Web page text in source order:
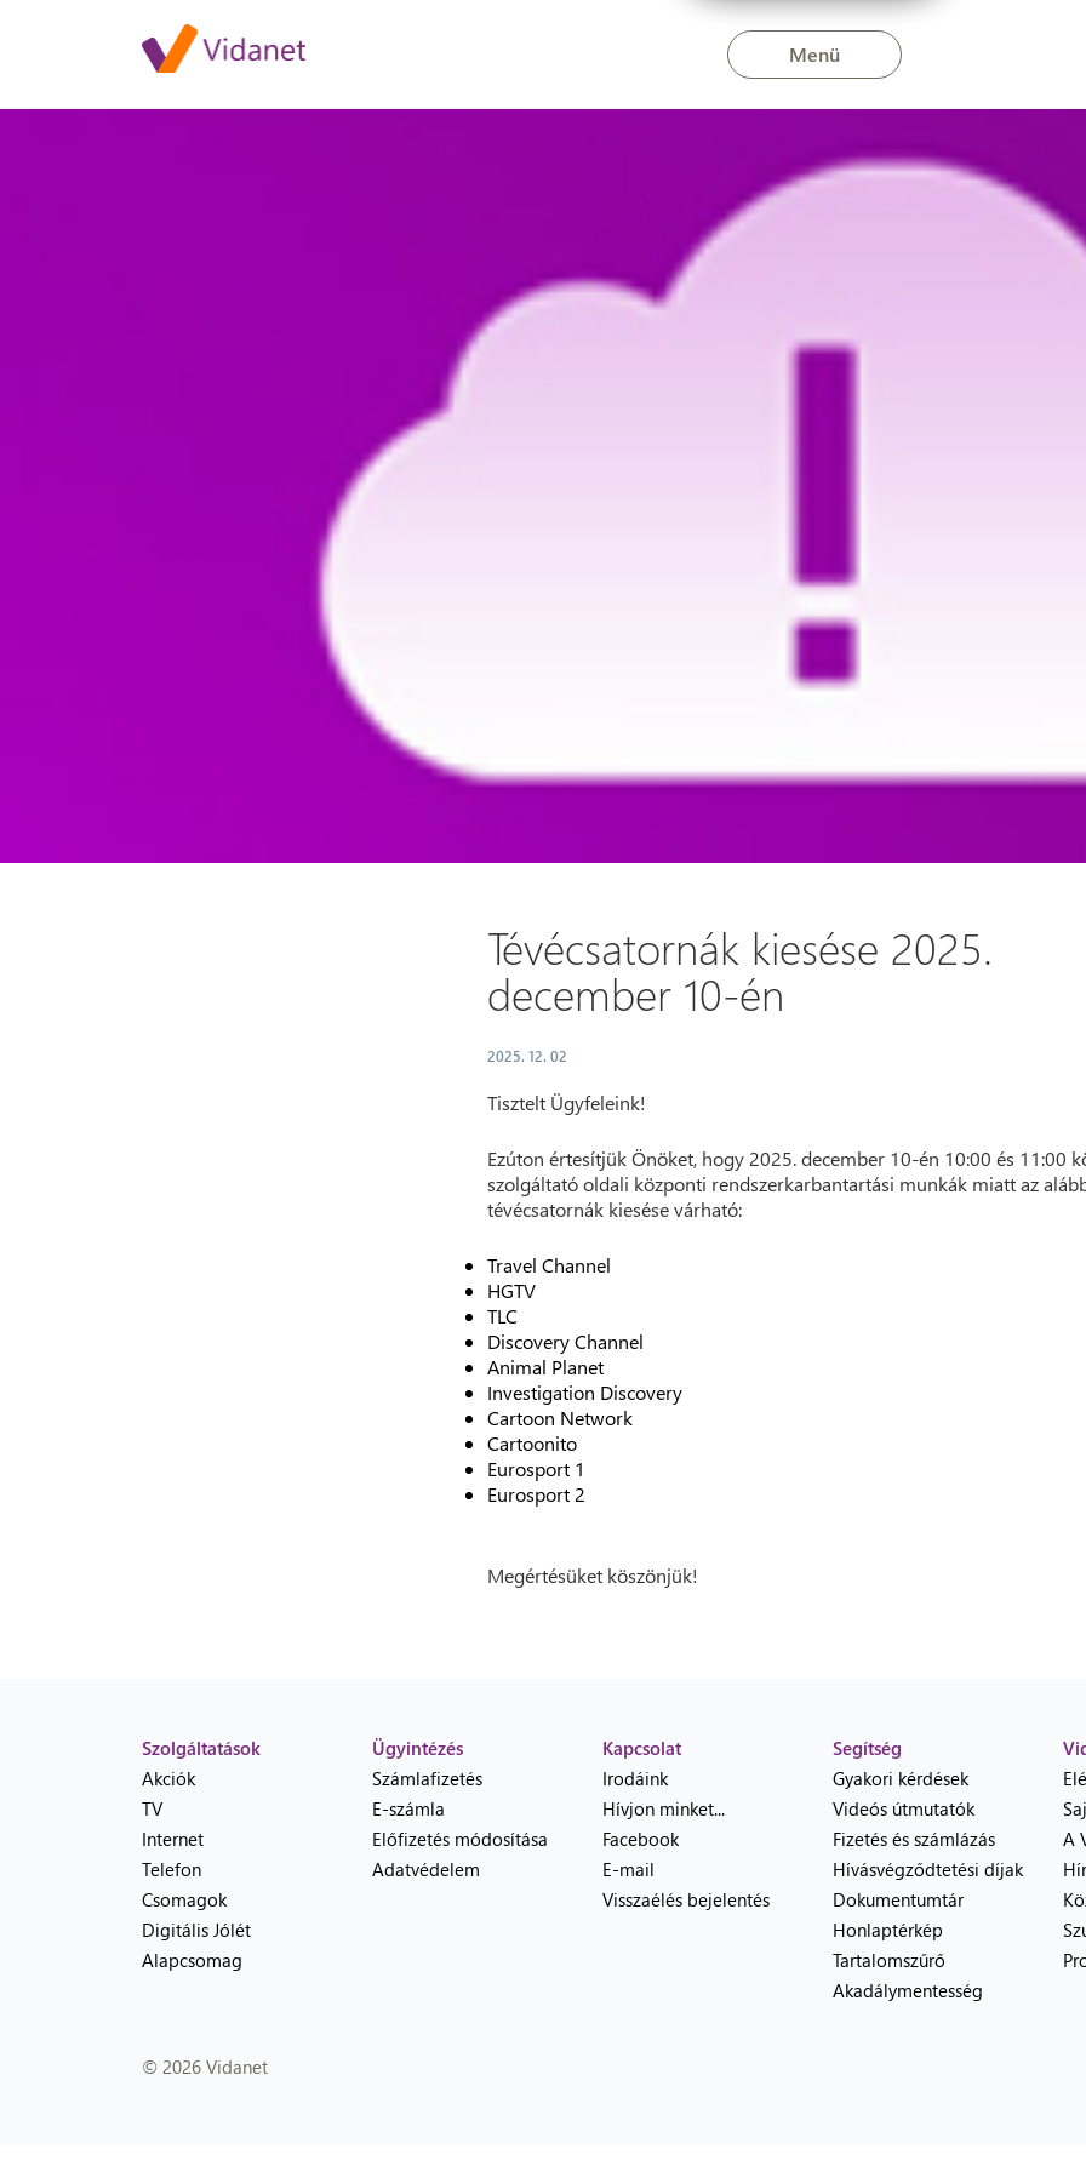
Menü
Tévécsatornák kiesése 2025. december 10-én
Tévécsatornák kiesése 2025.
december 10-én
2025. 12. 02
Tisztelt Ügyfeleink!
Ezúton értesítjük Önöket, hogy 2025. december 10-én 10:00 és 11:00
szolgáltató oldali központi rendszerkarbantartási munkák miatt az
tévécsatornák kiesése várható:
Travel Channel
HGTV
TLC
Discovery Channel
Animal Planet
Investigation Discovery
Cartoon Network
Cartoonito
Eurosport 1
Eurosport 2
Megértésüket köszönjük!
Szolgáltatások
Akciók
TV
Internet
Telefon
Csomagok
Digitális Jólét
Alapcsomag
Ügyintézés
Számlafizetés
E-számla
Előfizetés módosítása
Adatvédelem
Kapcsolat
Irodáink
Hívjon minket...
Facebook
E-mail
Visszaélés bejelentés
Segítség
Gyakori kérdések
Videós útmutatók
Fizetés és számlázás
Hívásvégződtetési díjak
Dokumentumtár
Honlaptérkép
Tartalomszűrő
Akadálymentesség
A
© 2026 Vidanet